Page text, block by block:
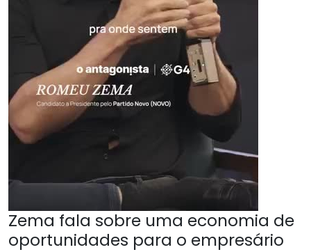
Zema fala sobre uma economia de
oportunidades para o empresário